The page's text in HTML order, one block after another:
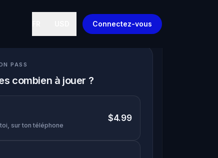
Connectez-vous
PASS
combien à jouer ?
sur ton téléphone
$4.99